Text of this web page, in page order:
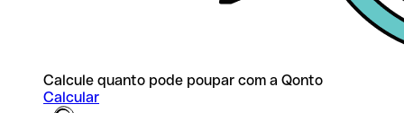
Calcule quanto pode poupar com a Qonto
Calcular